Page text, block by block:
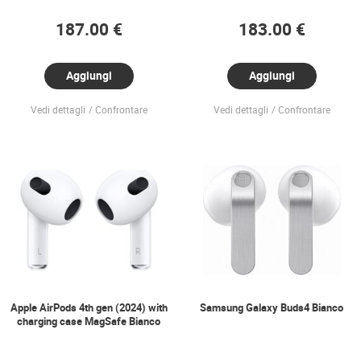
187.00 €
Aggiungi
Vedi dettagli Confrontare
183.00 €
Aggiungi
Vedi dettagli Confrontare
Apple AirPods 4th gen (2024) with
charging case MagSafe Bianco
Samsung Galaxy Buds4 Bianco